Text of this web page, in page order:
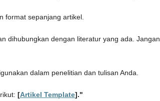
format sepanjang artikel.
dihubungkan dengan literatur yang ada. Jangan
dalam penelitian dan tulisan Anda.
[Artikel Template]."